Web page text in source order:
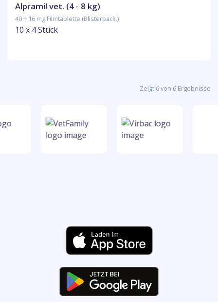
Alpramil vet. (4 - 8 kg)
40 + 16 mg Filmtablette (Blisterpack.)
10 x 4 Stück
Zeigt 6 von 6 Ergebnisse